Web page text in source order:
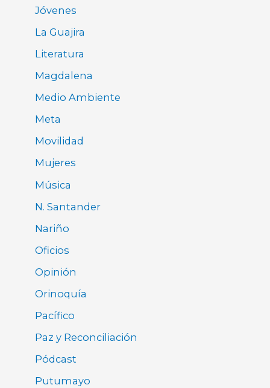
Jóvenes
La Guajira
Literatura
Magdalena
Medio Ambiente
Meta
Movilidad
Mujeres
Música
N. Santander
Nariño
Oficios
Opinión
Orinoquía
Pacífico
Paz y Reconciliación
Pódcast
Putumayo